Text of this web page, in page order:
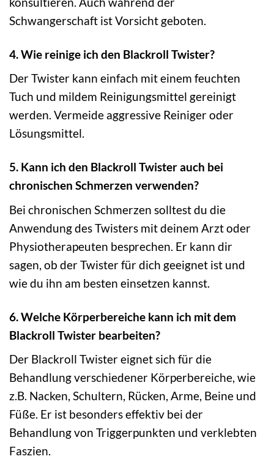
Schwangerschaft ist Vorsicht geboten.
4. Wie reinige ich den Blackroll Twister?
Der Twister kann einfach mit einem feuchten
Tuch und mildem Reinigungsmittel gereinigt
werden. Vermeide aggressive Reiniger oder
Lösungsmittel.
5. Kann ich den Blackroll Twister auch bei
chronischen Schmerzen verwenden?
Bei chronischen Schmerzen solltest du die
Anwendung des Twisters mit deinem Arzt oder
Physiotherapeuten besprechen. Er kann dir
sagen, ob der Twister für dich geeignet ist und
wie du ihn am besten einsetzen kannst.
6. Welche Körperbereiche kann ich mit dem
Blackroll Twister bearbeiten?
Der Blackroll Twister eignet sich für die
Behandlung verschiedener Körperbereiche, wie
z.B. Nacken, Schultern, Rücken, Arme, Beine und
Füße. Er ist besonders effektiv bei der
Behandlung von Triggerpunkten und verklebten
Faszien.